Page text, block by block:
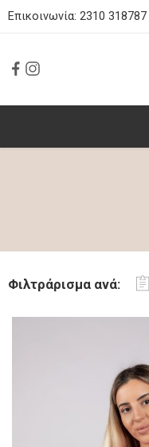
Επικοινωνία: 2310 318787
Φιλτράρισμα ανά: